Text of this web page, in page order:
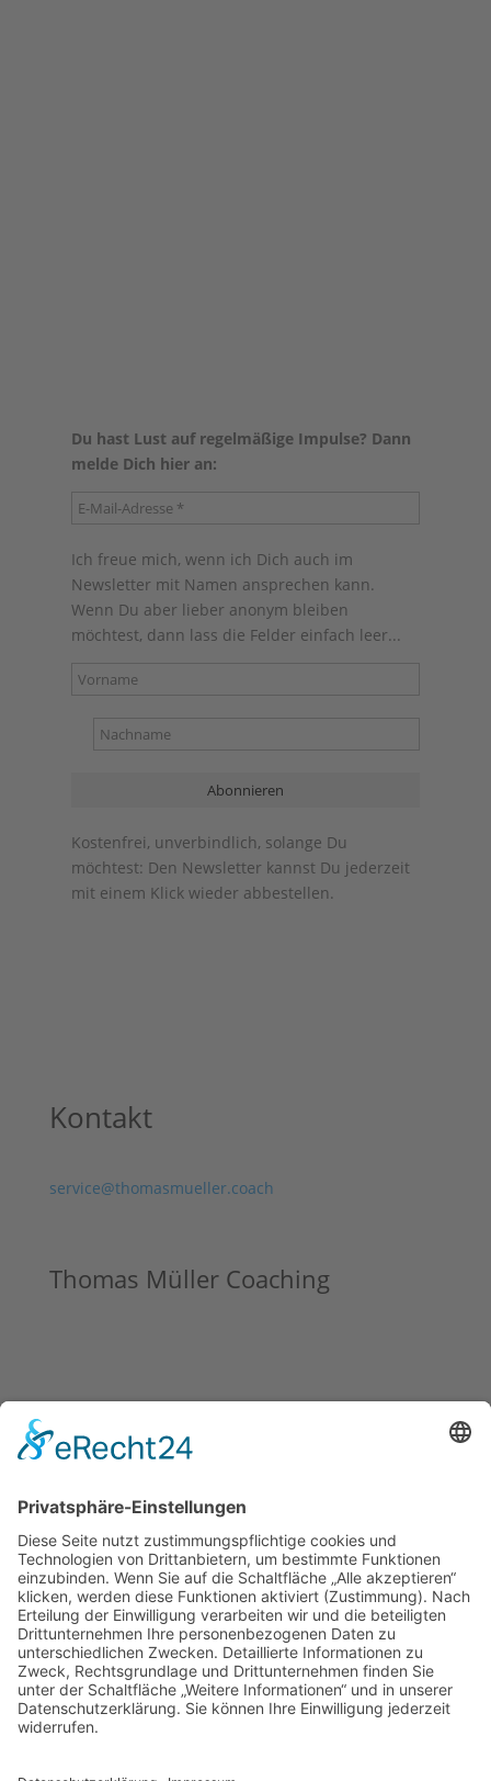
Du hast Lust auf regelmäßige Impulse? Dann
melde Dich hier an:
Ich freue mich, wenn ich Dich auch im
Newsletter mit Namen ansprechen kann.
Wenn Du aber lieber anonym bleiben
möchtest, dann lass die Felder einfach leer...
Kostenfrei, unverbindlich, solange Du
möchtest: Den Newsletter kannst Du jederzeit
mit einem Klick wieder abbestellen.
Kontakt
service@thomasmueller.coach
Thomas Müller Coaching
Ziele, Träume und Visionen verwirklichen kannst!
Blog
Newsletter
Rechtliches
Impressum